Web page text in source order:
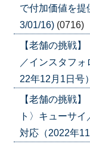
で付加価値を提
3/01/16) (0716)
【老舗の挑戦
／インスタフ
22年12月1日号
【老舗の挑戦
ト〉キューサ
対応（2022年